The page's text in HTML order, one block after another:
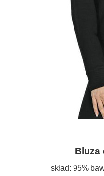
Bluza
skład: 95%